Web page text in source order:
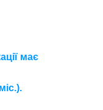
має